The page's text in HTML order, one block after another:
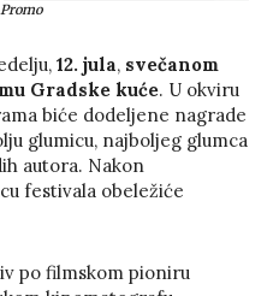
12. jula, svečanom
Gradske kuće. U okviru
biće dodeljene nagrade
glumicu, najboljeg glumca
autora. Nakon
festivala obeležiće
po filmskom pioniru